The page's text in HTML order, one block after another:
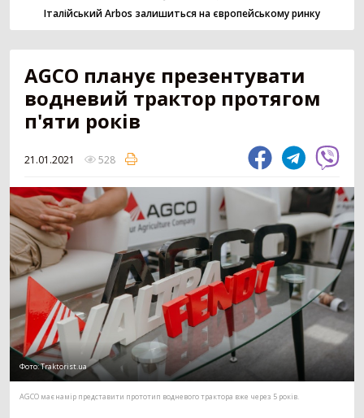
ДОДАТИ ОГОЛОШЕННЯ
Колісний трактор
1551
Мінітрактор
1058
Мотоблок
294
Шини для трактора
203
Гусеничний трактор
73
Сівалка 1530
Механічна сівалка
554
Пневматична сівалка
357
Сівалка точного висіву
328
Посівний комплекс
Італійський Arbos залишиться на європейському ринку
AGCO планує презентувати
водневий трактор протягом
п'яти років
21.01.2021 528
Фото:Тraktorist.ua
AGCO має намір представити прототип водневого трактора вже через 5 років.